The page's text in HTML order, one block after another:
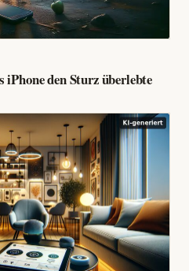
iPhone den Sturz überlebte